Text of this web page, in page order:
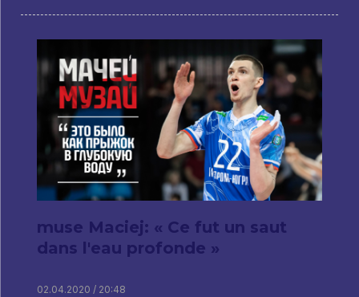
muse Maciej: « Ce fut un saut
dans l'eau profonde »
02.04.2020 / 20:48